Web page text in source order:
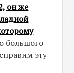
он же
большого
эту